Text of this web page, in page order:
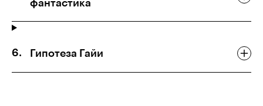
фантастика
Гипотеза Гайи